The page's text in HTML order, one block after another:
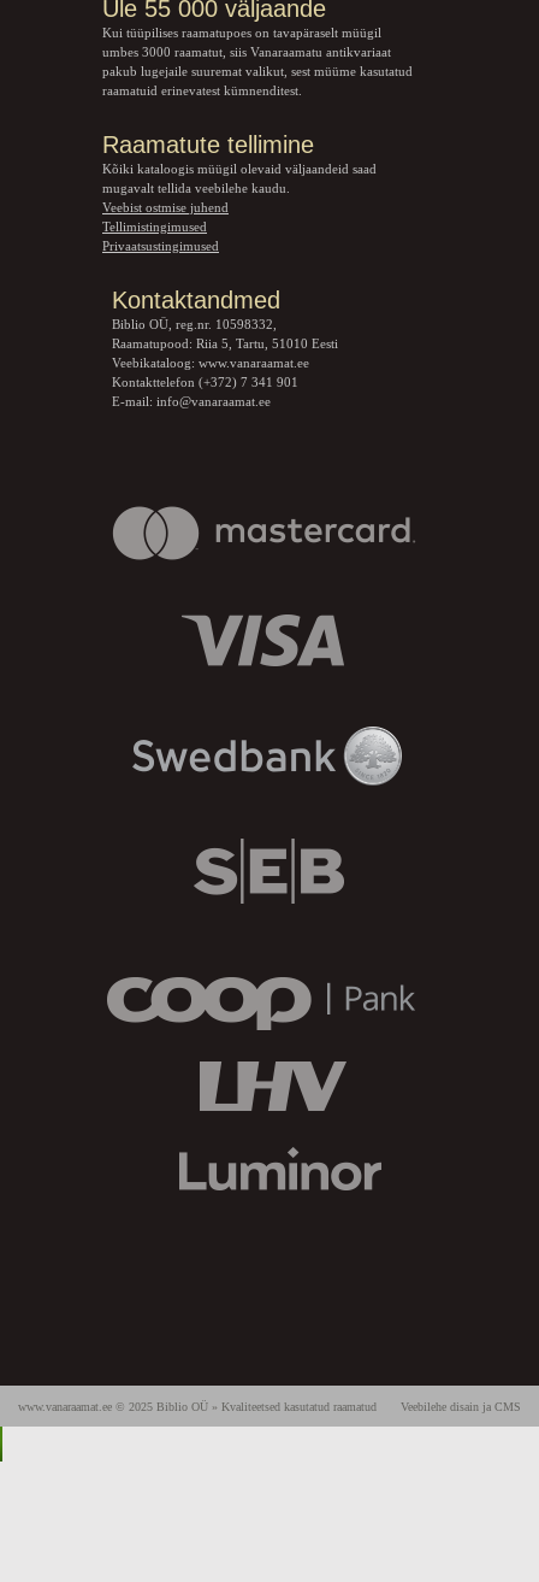
Üle 55 000 väljaande
Kui tüüpilises raamatupoes on tavapäraselt müügil
umbes 3000 raamatut, siis Vanaraamatu antikvariaat
pakub lugejaile suuremat valikut, sest müüme kasutatud
raamatuid erinevatest kümnenditest.
Raamatute tellimine
Kõiki kataloogis müügil olevaid väljaandeid saad
mugavalt tellida veebilehe kaudu.
Veebist ostmise juhend
Tellimistingimused
Privaatsustingimused
Kontaktandmed
Biblio OÜ, reg.nr. 10598332,
Raamatupood: Riia 5, Tartu, 51010 Eesti
Veebikataloog: www.vanaraamat.ee
Kontakttelefon (+372) 7 341 901
E-mail: info@vanaraamat.ee
Veebilehe disain ja CMS
www.vanaraamat.ee © 2025 Biblio OÜ » Kvaliteetsed kasutatud raamatud